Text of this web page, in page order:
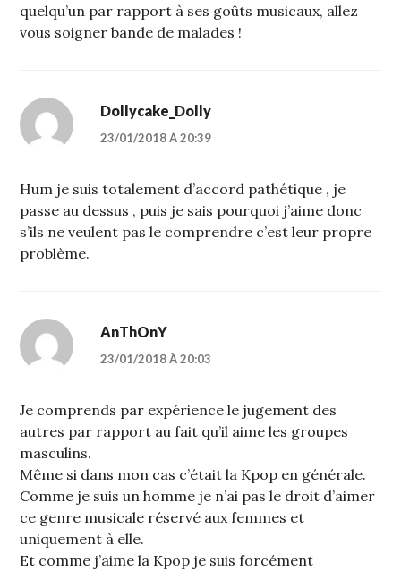
quelqu’un par rapport à ses goûts musicaux, allez
vous soigner bande de malades !
Dollycake_Dolly
23/01/2018 À 20:39
Hum je suis totalement d’accord pathétique , je
passe au dessus , puis je sais pourquoi j’aime donc
s’ils ne veulent pas le comprendre c’est leur propre
problème.
AnThOnY
23/01/2018 À 20:03
Je comprends par expérience le jugement des
autres par rapport au fait qu’il aime les groupes
masculins.
Même si dans mon cas c’était la Kpop en générale.
Comme je suis un homme je n’ai pas le droit d’aimer
ce genre musicale réservé aux femmes et
uniquement à elle.
Et comme j’aime la Kpop je suis forcément